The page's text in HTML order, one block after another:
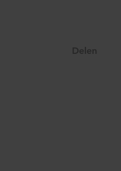
Delen